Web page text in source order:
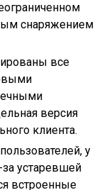
снаряжением
все
версия
клиента.
у
за устаревшей
встроенные